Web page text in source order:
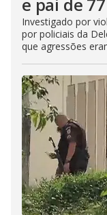
Investigado por
por policiais da
que agressões